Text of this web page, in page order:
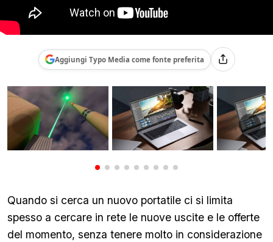
Aggiungi Typo Media come fonte preferita
Quando si cerca un nuovo portatile ci si limita
spesso a cercare in rete le nuove uscite e le offerte
del momento, senza tenere molto in considerazione